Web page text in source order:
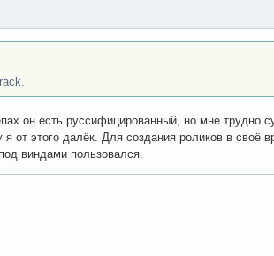
он есть руссифицированный, но мне трудно
от этого далёк. Для создания роликов в своё
виндами пользовался.